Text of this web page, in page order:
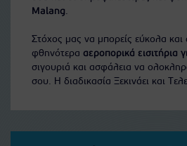
Malang.
Στόχος μας να μπορείς εύκολα και
φθηνότερα αεροπορικά εισιτήρια
σιγουριά και ασφάλεια να
σου. Η διαδικασία Ξεκινάει και